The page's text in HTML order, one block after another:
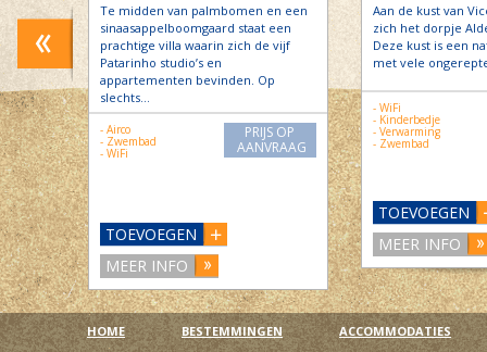
in
ligt
OP
Te midden van palmbomen en een
sinaasappelboomgaard staat een
prachtige villa waarin zich de vijf
Patarinho studio’s en
appartementen bevinden. Op
slechts…
- Airco
- Zwembad
- WiFi
PRIJS OP
AANVRAAG
TOEVOEGEN
MEER INFO
Aan de kust van
zich het dorpje
Deze kust is een
met vele
- WiFi
- Kinderbedje
- Verwarming
- Zwembad
TOEVOEGEN
MEER INFO
HOME BESTEMMINGEN ACCOMMODATIES